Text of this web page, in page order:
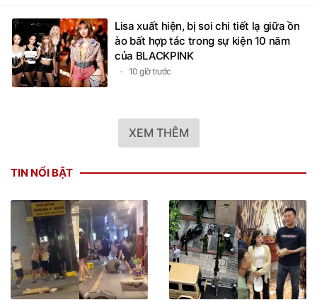
Lisa xuất hiện, bị soi chi tiết lạ giữa ồn
ào bất hợp tác trong sự kiện 10 năm
của BLACKPINK
10 giờ trước
XEM THÊM
TIN NỔI BẬT